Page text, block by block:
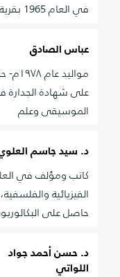
في العام 1965 بقرية
على تحصيل أسرار
العزاء الحسينيّ،
قادوا حركة
انتصار الثّورة
قاموا بتوثيق
بعنوان: (تجارب
الذاتية بعنوان
الموت) توثّق للأجواء
وسوى ذلك من
المنشورة في
عباس الصادق
مواليد
على شهادة الجدارة
الموسيقى وعلم
د. سيد جاسم
كاتب ومؤلف في
الفيزيائية والفلسفية،
حاصل على
المعادن حاصل على
الفيزياء الرياضية.
د. حسن أحمد جواد
اللواتي